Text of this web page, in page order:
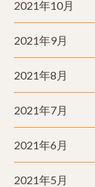
2021年10月
2021年9月
2021年8月
2021年7月
2021年6月
2021年5月